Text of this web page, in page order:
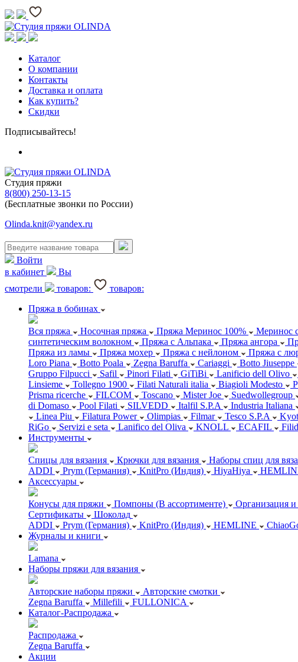
Каталог
О компании
Контакты
Доставка и оплата
Как купить?
Скидки
Подписывайтесь!
Студия пряжи
8(800) 250-13-15
(Бесплатные звонки по России)
Olinda.knit@yandex.ru
Войти
в кабинет
Вы
смотрели
товаров:
товаров:
Пряжа в бобинах
Вся пряжа Носочная пряжа Пряжа Меринос 100% Меринос
синтетическим волокном
Пряжа с Альпака Пряжа ангора
Пряжа из ламы
Пряжа мохер Пряжа с нейлоном Пряжа с
Loro Piana
Botto Poala Zegna Baruffa Cariaggi Botto Jiuseppe
Gruppo Filpucci
Safil Pinori Filati GiTiBi Lanificio dell Olivo
Linsieme
Tollegno 1900 Filati Naturali italia Biagioli Modesto
Prisma ricerche
FILCOM Toscano Mister Joe Suedwollegroup
di Domaso
Pool Filati SILVEDD Italfil S.P.A Industria Italiana
Linea Piu
Filatura Power Olimpias Filmar Tesco S.P.A
RiGo
Servizi e seta Lanifico del Oliva KNOLL ECAFIL
Инструменты
Спицы для вязания Крючки для вязания
Наборы спиц для
ADDI
Prym (Германия) KnitPro (Индия) HiyaHiya
Аксессуары
Конусы для пряжи Помпоны (В ассортименте) Организация и
Сертификаты
Шоколад
ADDI
Prym (Германия) KnitPro (Индия) HEMLINE
Журналы и книги
Lamana
Наборы пряжи для вязания
Авторские наборы пряжи
Авторские смотки
Zegna Baruffa
Millefili
FULLONICA
Каталог-Распродажа
Распродажа
Zegna Baruffa
Акции